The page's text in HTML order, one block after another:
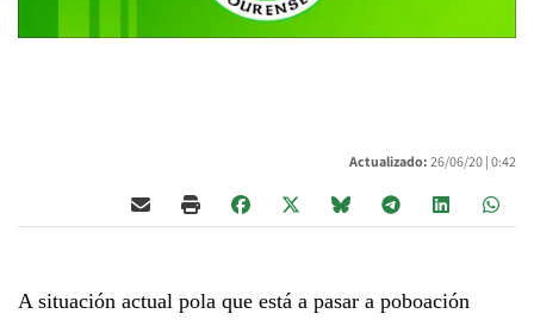
Actualizado: 26/06/20 | 0:42
A situación actual pola que está a pasar a poboación